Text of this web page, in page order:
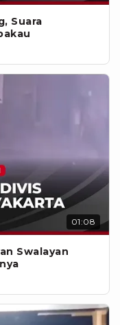
Suara
01:08
Swalayan